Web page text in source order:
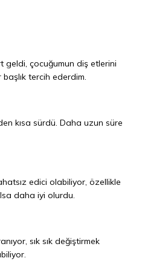
geldi, çocuğumun diş etlerini
tercih ederdim.
kısa sürdü. Daha uzun süre
edici olabiliyor, özellikle
daha iyi olurdu.
sık sık değiştirmek